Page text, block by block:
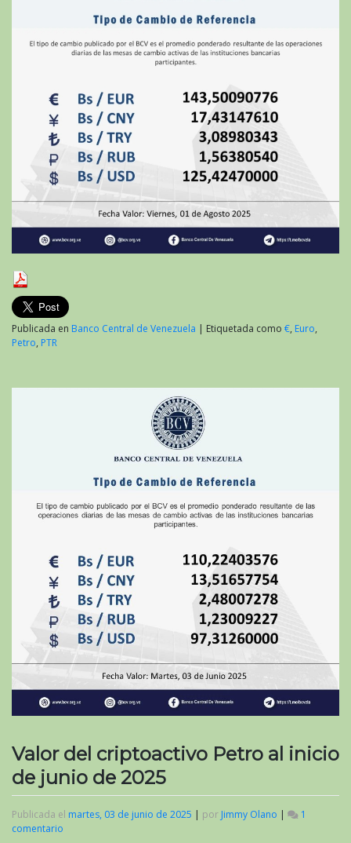
Publicada en Banco Central de Venezuela | Etiquetada como €, Euro,
Petro, PTR
Valor del criptoactivo Petro al inicio
de junio de 2025
Publicada el martes, 03 de junio de 2025 | por Jimmy Olano |
1
comentario